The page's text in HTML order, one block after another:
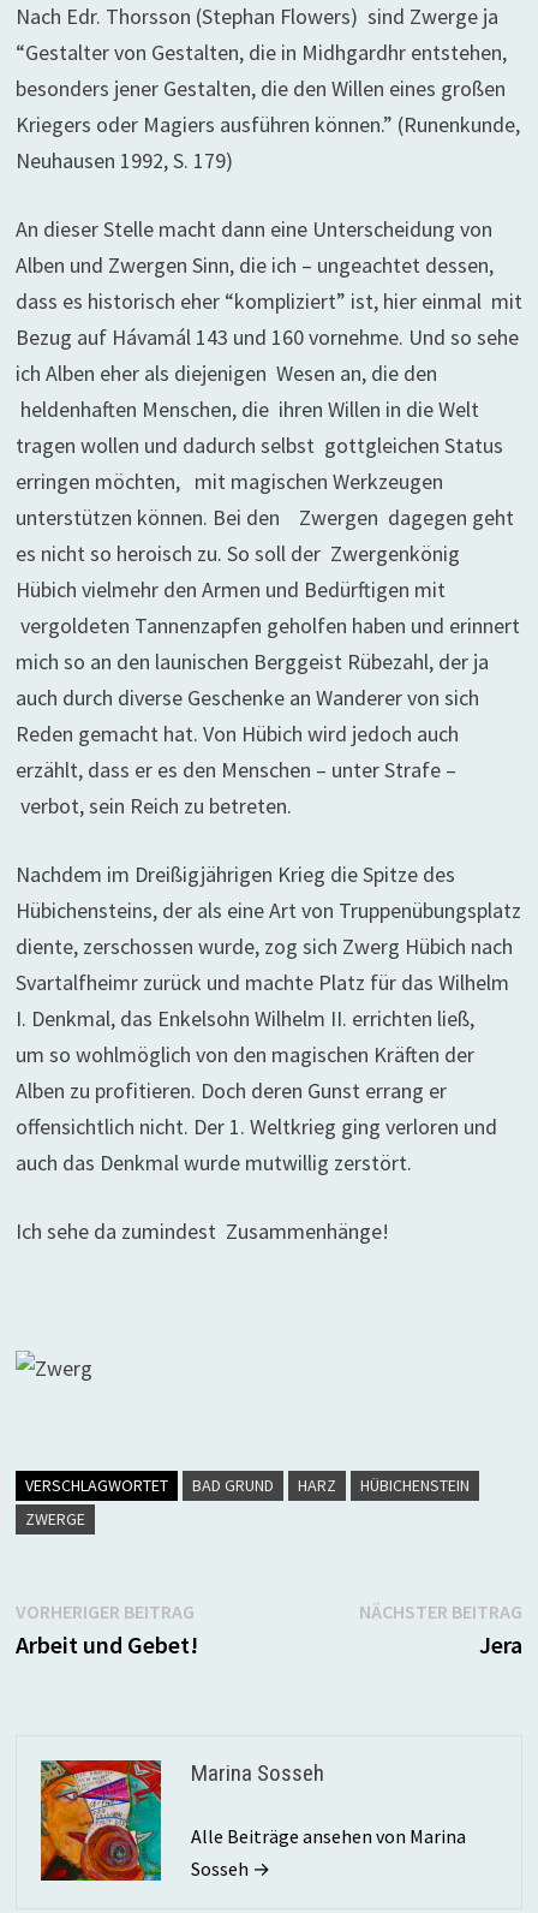
Nach Edr. Thorsson (Stephan Flowers) sind Zwerge ja
“Gestalter von Gestalten, die in Midhgardhr entstehen,
besonders jener Gestalten, die den Willen eines großen
Kriegers oder Magiers ausführen können.” (Runenkunde,
Neuhausen 1992, S. 179)
An dieser Stelle macht dann eine Unterscheidung von
Alben und Zwergen Sinn, die ich – ungeachtet dessen,
dass es historisch eher “kompliziert” ist, hier einmal mit
Bezug auf Hávamál 143 und 160 vornehme. Und so sehe
ich Alben eher als diejenigen Wesen an, die den
heldenhaften Menschen, die ihren Willen in die Welt
tragen wollen und dadurch selbst gottgleichen Status
erringen möchten, mit magischen Werkzeugen
unterstützen können. Bei den Zwergen dagegen geht
es nicht so heroisch zu. So soll der Zwergenkönig
Hübich vielmehr den Armen und Bedürftigen mit
vergoldeten Tannenzapfen geholfen haben und erinnert
mich so an den launischen Berggeist Rübezahl, der ja
auch durch diverse Geschenke an Wanderer von sich
Reden gemacht hat. Von Hübich wird jedoch auch
erzählt, dass er es den Menschen – unter Strafe –
verbot, sein Reich zu betreten.
Nachdem im Dreißigjährigen Krieg die Spitze des
Hübichensteins, der als eine Art von Truppenübungsplatz
diente, zerschossen wurde, zog sich Zwerg Hübich nach
Svartalfheimr zurück und machte Platz für das Wilhelm
I. Denkmal, das Enkelsohn Wilhelm II. errichten ließ,
um so wohlmöglich von den magischen Kräften der
Alben zu profitieren. Doch deren Gunst errang er
offensichtlich nicht. Der 1. Weltkrieg ging verloren und
auch das Denkmal wurde mutwillig zerstört.
Ich sehe da zumindest Zusammenhänge!
VERSCHLAGWORTET BAD GRUND HARZ
HÜBICHENSTEIN
ZWERGE
Beitragsnavigation
VORHERIGER BEITRAGVorheriger
Beitrag:
Arbeit und Gebet!
NÄCHSTER BEITRAG
Jera
Marina Sosseh
Alle Beiträge ansehen von Marina
Sosseh →